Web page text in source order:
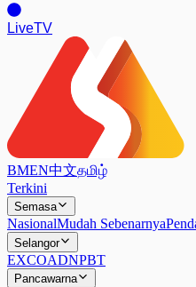
LiveTV
BMEN中文தமிழ்
Terkini
Semasa
NasionalMudah Sebenarnya
Selangor
EXCOADNPBT
Pancawarna